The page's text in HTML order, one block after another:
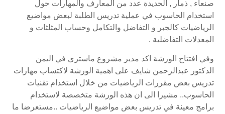
صنعاء , ذمار , الحديدة عدد من المعارف والمهارات حول
استخدام الحاسوب في عملية تدريس الطلبة لبعض مواضيع
الرياضيات كالجبر و التفاضل والتكامل وحساب المثلثات و
المعدلات التفاضلية .
وفي افتتاح الورشة اكد مدير مشروع ماستري في اليمن
الدكتور عبدالرحمن شايف على اهمية الورشة لاكتساب مهارات
تدريس بعض مقررات الرياضيات من خلال استخدام تقنيات
الحاسوب.. مشيرا الى ان هذه الورشة متخصصة لاستخدام
برامج معينة في تدريس بعض مواضيع الرياضيات ..مستعرضا ما